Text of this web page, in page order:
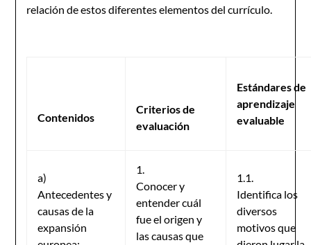
relación de estos diferentes elementos del currículo.
Contenidos
Criterios de
evaluación
Estándares de
aprendizaje
evaluable
a)
Antecedentes y
causas de la
expansión
1.
Conocer y
entender cuál
fue el origen y
las causas que
1.1.
Identifica los
diversos
motivos que